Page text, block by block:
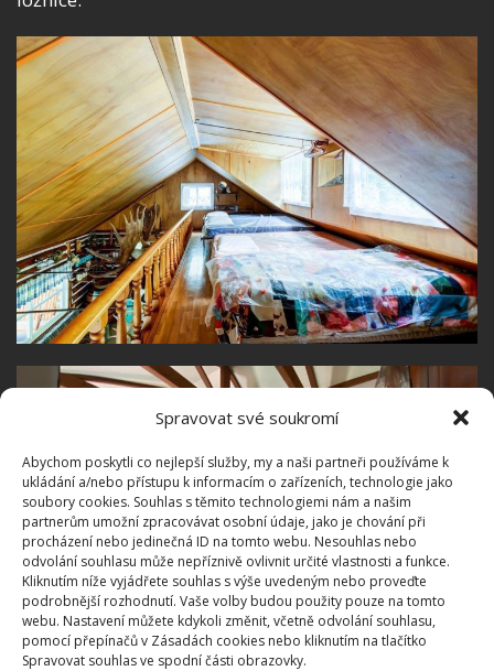
Spravovat své soukromí
Abychom poskytli co nejlepší služby, my a naši partneři používáme k
ukládání a/nebo přístupu k informacím o zařízeních, technologie jako
soubory cookies. Souhlas s těmito technologiemi nám a našim
partnerům umožní zpracovávat osobní údaje, jako je chování při
procházení nebo jedinečná ID na tomto webu. Nesouhlas nebo
odvolání souhlasu může nepříznivě ovlivnit určité vlastnosti a funkce.
Kliknutím níže vyjádřete souhlas s výše uvedeným nebo proveďte
podrobnější rozhodnutí. Vaše volby budou použity pouze na tomto
webu. Nastavení můžete kdykoli změnit, včetně odvolání souhlasu,
pomocí přepínačů v Zásadách cookies nebo kliknutím na tlačítko
Spravovat souhlas ve spodní části obrazovky.